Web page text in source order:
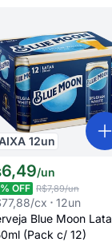
12un
6,49/un
% OFF R$7,89/un
/cx 12un
Blue Moon Lata
(Pack c/ 12)